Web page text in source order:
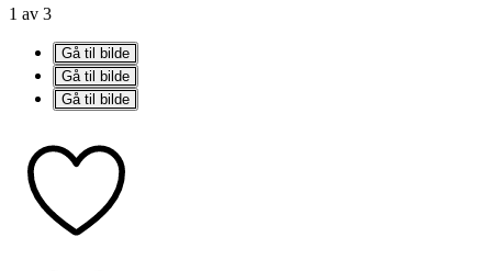
1 av 3
Gå til bilde
Gå til bilde
Gå til bilde